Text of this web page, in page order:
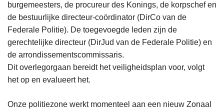
burgemeesters, de procureur des Konings, de korpschef en
de bestuurlijke directeur-coördinator (DirCo van de
Federale Politie). De toegevoegde leden zijn de
gerechtelijke directeur (DirJud van de Federale Politie) en
de arrondissementscommissaris.
Dit overlegorgaan bereidt het veiligheidsplan voor, volgt
het op en evalueert het.
Onze politiezone werkt momenteel aan een nieuw Zonaal